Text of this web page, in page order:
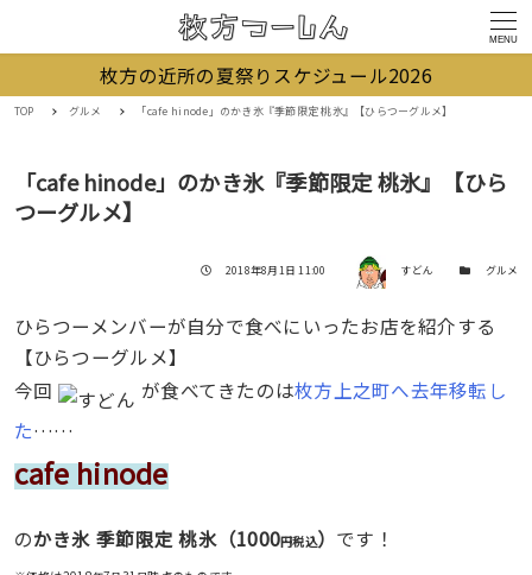
MENU
枚方の近所の夏祭りスケジュール2026
TOP グルメ 「cafe hinode」のかき氷『季節限定 桃氷』【ひらつーグルメ】
「cafe hinode」のかき氷『季節限定 桃氷』【ひら
つーグルメ】
投稿日
2018年8月1日 11:00 著者 すどん カテゴリー
グルメ
ひらつーメンバーが自分で食べにいったお店を紹介する
【ひらつーグルメ】
今回
が食べてきたのは枚方上之町へ去年移転し
た……
cafe hinode
のかき氷 季節限定 桃氷（1000円税込） です！